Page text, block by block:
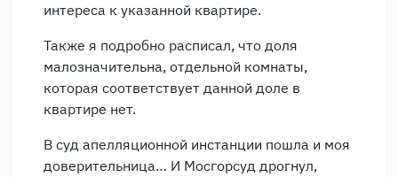
интереса к указанной квартире.
Также я подробно расписал, что доля
малозначительна, отдельной комнаты,
которая соответствует данной доле в
квартире нет.
В суд апелляционной инстанции пошла и моя
доверительница… И Мосгорсуд дрогнул,